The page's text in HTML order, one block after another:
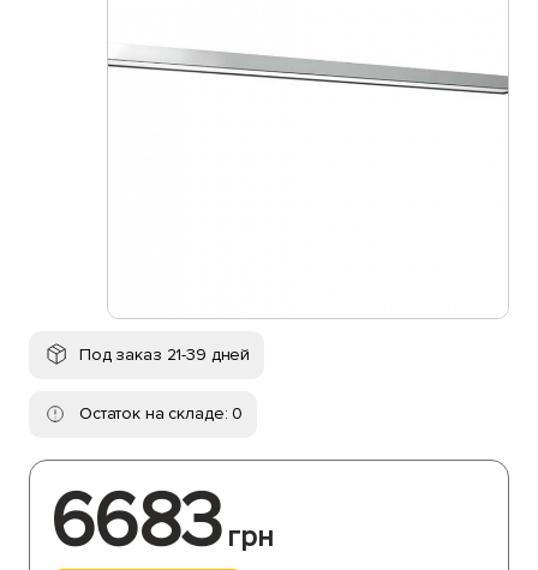
Под заказ 21-39 дней
Остаток на складе: 0
6683 грн